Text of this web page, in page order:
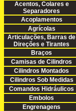
Acentos, Colares e
Separadores
Acoplamentos
Agrícolas
Articulações, Barras de
Direções e Tirantes
Braços
Camisas de Cilindros
Cilindros Montados
Cilindros Sob Medidas
Comandos Hidráulicos
Embolos
Engrenagens